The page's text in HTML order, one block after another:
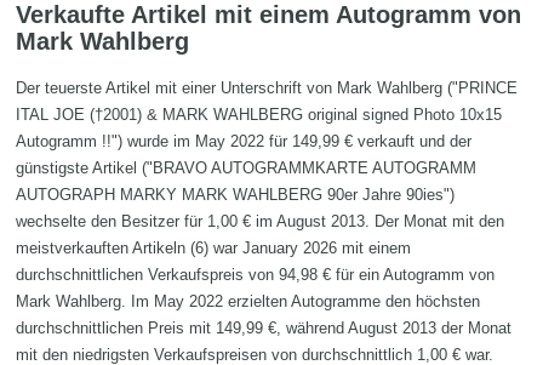
Verkaufte Artikel mit einem Autogramm von
Mark Wahlberg
Der teuerste Artikel mit einer Unterschrift von Mark Wahlberg ("PRINCE
ITAL JOE (†2001) & MARK WAHLBERG original signed Photo 10x15
Autogramm !!") wurde im May 2022 für 149,99 € verkauft und der
günstigste Artikel ("BRAVO AUTOGRAMMKARTE AUTOGRAMM
AUTOGRAPH MARKY MARK WAHLBERG 90er Jahre 90ies")
wechselte den Besitzer für 1,00 € im August 2013. Der Monat mit den
meistverkauften Artikeln (6) war January 2026 mit einem
durchschnittlichen Verkaufspreis von 94,98 € für ein Autogramm von
Mark Wahlberg. Im May 2022 erzielten Autogramme den höchsten
durchschnittlichen Preis mit 149,99 €, während August 2013 der Monat
mit den niedrigsten Verkaufspreisen von durchschnittlich 1,00 € war.